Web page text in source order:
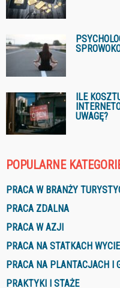
ILE
UWAGĘ?
POPULARNE
PRACA W BRANŻY
PRACA ZDALNA
PRACA W AZJI
PRACA NA STATKACH
PRACA NA PLANTACJACH I
PRAKTYKI I STAŻE